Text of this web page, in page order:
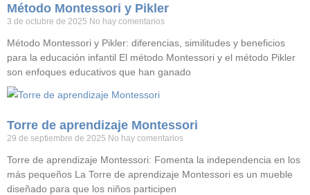
Método Montessori y Pikler
3 de octubre de 2025 No hay comentarios
Método Montessori y Pikler: diferencias, similitudes y beneficios
para la educación infantil El método Montessori y el método Pikler
son enfoques educativos que han ganado
Torre de aprendizaje Montessori
29 de septiembre de 2025 No hay comentarios
Torre de aprendizaje Montessori: Fomenta la independencia en los
más pequeños La Torre de aprendizaje Montessori es un mueble
diseñado para que los niños participen